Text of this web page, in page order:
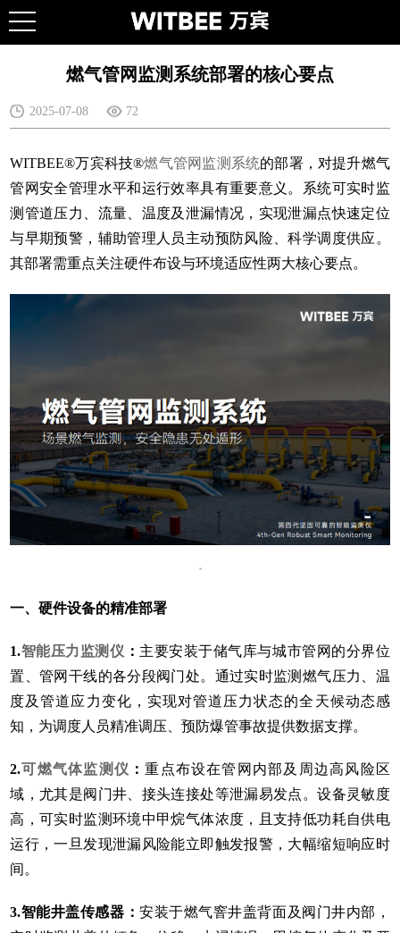
燃气管网监测系统部署的核心要点
2025-07-08 72
WITBEE®万宾科技®燃气管网监测系统的部署，对提升燃气
管网安全管理水平和运行效率具有重要意义。系统可实时监
测管道压力、流量、温度及泄漏情况，实现泄漏点快速定位
与早期预警，辅助管理人员主动预防风险、科学调度供应。
其部署需重点关注硬件布设与环境适应性两大核心要点。
一、硬件设备的精准部署
1.智能压力监测仪 ： 主要安装于储气库与城市管网的分界位
置、管网干线的各分段阀门处。通过实时监测燃气压力、温
度及管道应力变化，实现对管道压力状态的全天候动态感
知，为调度人员精准调压、预防爆管事故提供数据支撑。
2.可燃气体监测仪 ：重点布设在管网内部及周边高风险区
域，尤其是阀门井、接头连接处等泄漏易发点。设备灵敏度
高，可实时监测环境中甲烷气体浓度，且支持低功耗自供电
运行，一旦发现泄漏风险能立即触发报警，大幅缩短响应时
间。
3.智能井盖传感器 ：安装于燃气窨井盖背面及阀门井内部，